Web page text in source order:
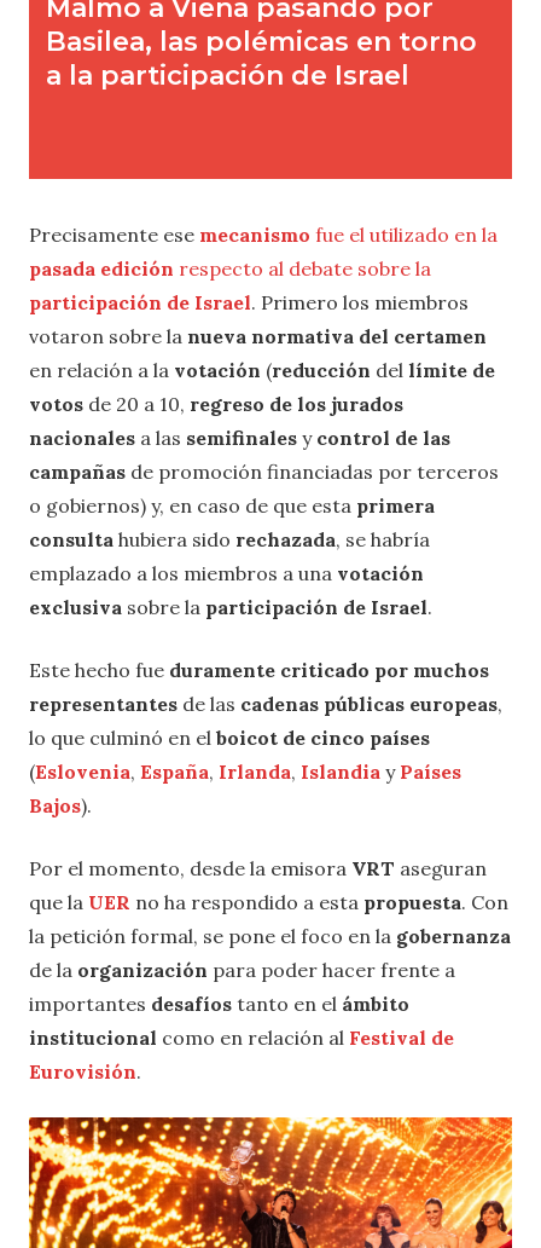
Precisamente ese mecanismo fue el utilizado en la
pasada edición respecto al debate sobre la
participación de Israel. Primero los miembros
votaron sobre la nueva normativa del certamen
en relación a la votación (reducción del límite de
votos de 20 a 10, regreso de los jurados
nacionales a las semifinales y control de las
campañas de promoción financiadas por terceros
o gobiernos) y, en caso de que esta primera
consulta hubiera sido rechazada, se habría
emplazado a los miembros a una votación
exclusiva sobre la participación de Israel.
Este hecho fue duramente criticado por muchos
representantes de las cadenas públicas europeas,
lo que culminó en el boicot de cinco países
(Eslovenia, España, Irlanda, Islandia y Países
Bajos).
Por el momento, desde la emisora VRT aseguran
que la UER no ha respondido a esta propuesta. Con
la petición formal, se pone el foco en la gobernanza
de la organización para poder hacer frente a
importantes desafíos tanto en el ámbito
institucional como en relación al Festival de
Eurovisión.